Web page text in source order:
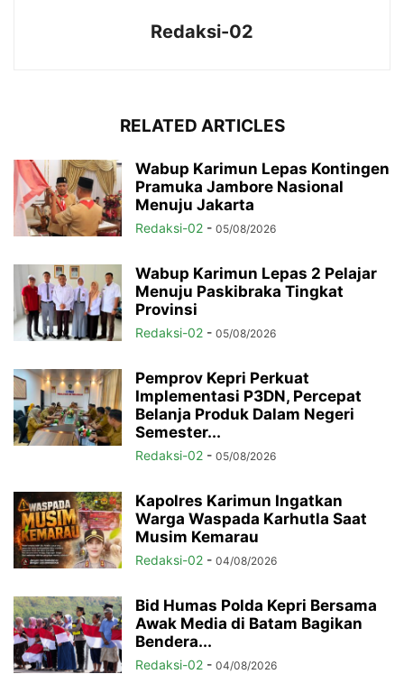
Redaksi-02
RELATED ARTICLES
Wabup Karimun Lepas Kontingen
Pramuka Jambore Nasional
Menuju Jakarta
Redaksi-02 - 05/08/2026
Wabup Karimun Lepas 2 Pelajar
Menuju Paskibraka Tingkat
Provinsi
Redaksi-02 - 05/08/2026
Pemprov Kepri Perkuat
Implementasi P3DN, Percepat
Belanja Produk Dalam Negeri
Semester...
Redaksi-02 - 05/08/2026
Kapolres Karimun Ingatkan
Warga Waspada Karhutla Saat
Musim Kemarau
Redaksi-02 - 04/08/2026
Bid Humas Polda Kepri Bersama
Awak Media di Batam Bagikan
Bendera...
Redaksi-02 - 04/08/2026